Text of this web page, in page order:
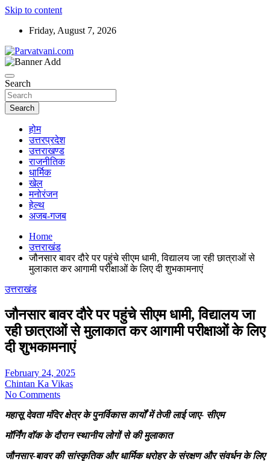
Skip to content
Friday, August 7, 2026
Parvatvani.com
Search
Search
होम
उत्तरप्रदेश
उत्तराखण्ड
राजनीतिक
धार्मिक
खेल
मनोरंजन
हेल्थ
अजब-गजब
Home
उत्तराखंड
जौनसार बावर दौरे पर पहुंचे सीएम धामी, विद्यालय जा रही छात्राओं से
मुलाकात कर आगामी परीक्षाओं के लिए दी शुभकामनाएं
उत्तराखंड
जौनसार बावर दौरे पर पहुंचे सीएम धामी, विद्यालय जा
रही छात्राओं से मुलाकात कर आगामी परीक्षाओं के लिए
दी शुभकामनाएं
February 24, 2025
Chintan Ka Vikas
No Comments
महासू देवता मंदिर क्षेत्र के पुनर्विकास कार्यों में तेजी लाई जाए- सीएम
मॉर्निंग वॉक के दौरान स्थानीय लोगों से की मुलाकात
जौनसार-बावर की सांस्कृतिक और धार्मिक धरोहर के संरक्षण और संवर्धन के लिए